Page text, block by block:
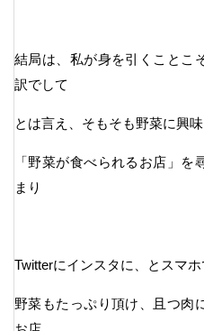
結局は、私が身を引くことこ
訳でして
とは言え、そもそも野菜に興
「野菜が食べられるお店」
まり
Twitterにインスタに、とスマ
野菜もたっぷり頂け、且つ肉